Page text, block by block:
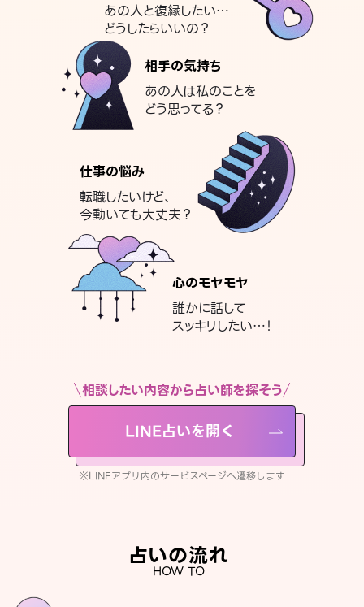
あの人と復縁したい…
どうしたらいいの？
相手の気持ち
あの人は私のことを
どう思ってる？
仕事の悩み
転職したいけど、
今動いても大丈夫？
心のモヤモヤ
誰かに話して
スッキリしたい…！
相談したい内容から占い師を探そう
LINE占いを開く
※LINEアプリ内のサービスページへ遷移します
占いの流れ
HOW TO